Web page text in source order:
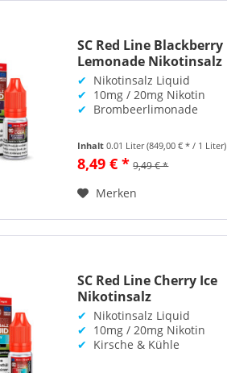
SC Red Line Blackberry
Lemonade Nikotinsalz
✔ Nikotinsalz Liquid
✔ 10mg / 20mg Nikotin
✔ Brombeerlimonade
Inhalt0.01 Liter(849,00 € * / 1 Liter)
8,49 € * 9,49 € *
Merken
SC Red Line Cherry Ice
Nikotinsalz
✔ Nikotinsalz Liquid
✔ 10mg / 20mg Nikotin
✔ Kirsche & Kühle